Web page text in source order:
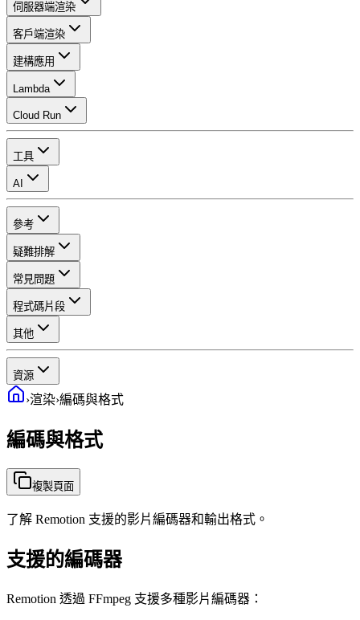
伺服器端渲染
客戶端渲染
建構應用
Lambda
Cloud Run
工具
AI
參考
疑難排解
常見問題
程式碼片段
其他
資源
›渲染›編碼與格式
編碼與格式
複製頁面
了解 Remotion 支援的影片編碼器和輸出格式。
支援的編碼器
Remotion 透過 FFmpeg 支援多種影片編碼器：